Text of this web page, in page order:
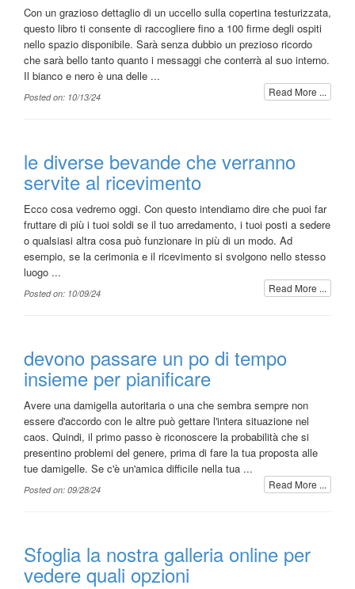
Con un grazioso dettaglio di un uccello sulla copertina testurizzata,
questo libro ti consente di raccogliere fino a 100 firme degli ospiti
nello spazio disponibile. Sarà senza dubbio un prezioso ricordo
che sarà bello tanto quanto i messaggi che conterrà al suo interno.
Il bianco e nero è una delle ...
Read More ...
Posted on: 10/13/24
le diverse bevande che verranno
servite al ricevimento
Ecco cosa vedremo oggi. Con questo intendiamo dire che puoi far
fruttare di più i tuoi soldi se il tuo arredamento, i tuoi posti a sedere
o qualsiasi altra cosa può funzionare in più di un modo. Ad
esempio, se la cerimonia e il ricevimento si svolgono nello stesso
luogo ...
Read More ...
Posted on: 10/09/24
devono passare un po di tempo
insieme per pianificare
Avere una damigella autoritaria o una che sembra sempre non
essere d'accordo con le altre può gettare l'intera situazione nel
caos. Quindi, il primo passo è riconoscere la probabilità che si
presentino problemi del genere, prima di fare la tua proposta alle
tue damigelle. Se c'è un'amica difficile nella tua ...
Read More ...
Posted on: 09/28/24
Sfoglia la nostra galleria online per
vedere quali opzioni